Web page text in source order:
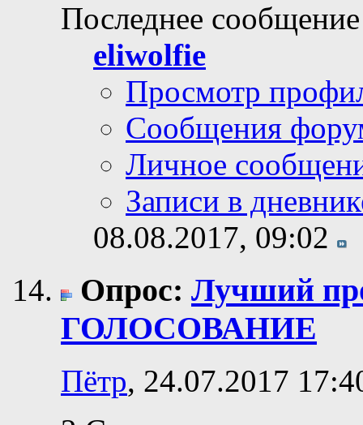
Последнее
eliwolfie
Просмотр
Сообщения
Личное
Записи в
08.08.2017, 09:02
Опрос: Лучший
ГОЛОСОВАНИЕ
Пётр, 24.07.2017